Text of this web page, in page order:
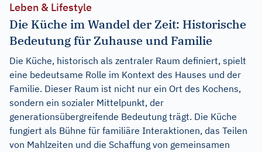
Leben & Lifestyle
Die Küche im Wandel der Zeit: Historische
Bedeutung für Zuhause und Familie
Die Küche, historisch als zentraler Raum definiert, spielt
eine bedeutsame Rolle im Kontext des Hauses und der
Familie. Dieser Raum ist nicht nur ein Ort des Kochens,
sondern ein sozialer Mittelpunkt, der
generationsübergreifende Bedeutung trägt. Die Küche
fungiert als Bühne für familiäre Interaktionen, das Teilen
von Mahlzeiten und die Schaffung von gemeinsamen